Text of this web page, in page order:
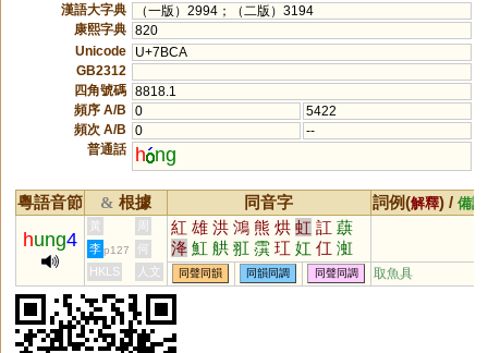
漢語大字典
（一版）2994；（二版）3194
康熙字典 820
Unicode
U+7BCA
GB2312
四角號碼 8818.1
頻序 A/B
0
5422
頻次 A/B
0
--
普通話
h ng
粵語音節 & 根據 同音字 詞例(解釋) / 備註
hung4
黃 周 紅 雄 洪 鴻 熊 烘 虹 訌 蕻
洚 魟 舼 羾 霟 玒 妅 仜 渱
谼 葒 黌
李 p127
何
HKLS
人文 同聲同韻 同韻同調 同聲同調 取魚具